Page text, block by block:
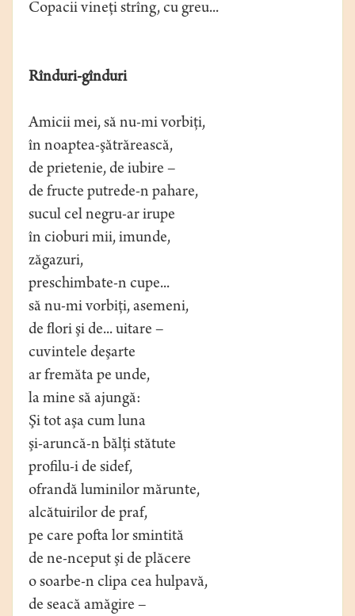
Copacii vineţi strîng, cu greu...
Rînduri-gînduri
Amicii mei, să nu-mi vorbiţi,
în noaptea-şătrărească,
de prietenie, de iubire –
de fructe putrede-n pahare,
sucul cel negru-ar irupe
în cioburi mii, imunde,
zăgazuri,
preschimbate-n cupe...
să nu-mi vorbiţi, asemeni,
de flori şi de... uitare –
cuvintele deşarte
ar fremăta pe unde,
la mine să ajungă:
Şi tot aşa cum luna
şi-aruncă-n bălţi stătute
profilu-i de sidef,
ofrandă luminilor mărunte,
alcătuirilor de praf,
pe care pofta lor smintită
de ne-nceput şi de plăcere
o soarbe-n clipa cea hulpavă,
de seacă amăgire –